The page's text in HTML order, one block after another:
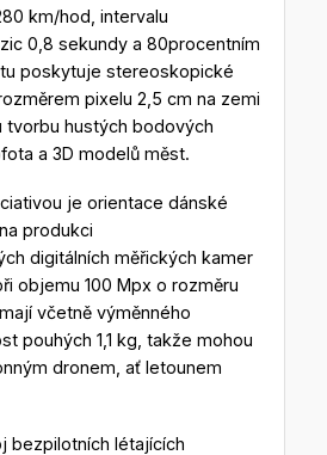
km/hod, intervalu
0,8 sekundy a 80procentním
poskytuje stereoskopické
pixelu 2,5 cm na zemi
tvorbu hustých bodových
a 3D modelů měst.
je orientace dánské
produkci
digitálních měřických kamer
objemu 100 Mpx o rozměru
včetně výměnného
pouhých 1,1 kg, takže mohou
dronem, ať letounem
bezpilotních létajících